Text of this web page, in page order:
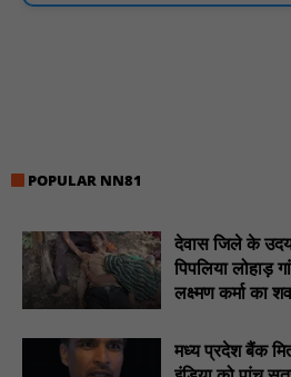
अभियान के बदलावों और तकनीकी प्रबंधन की
NN81
हरिनगर में सीसी इंटरलॉकिंग सड़क निर्माण
किया उद्घाटन : NN81
पिड़ावा में आगामी त्योहारों को लेकर शांति
POPULAR NN81
देवास जिले के
पिपलिया लोहाड़
लक्ष्मण कर्मा का
मध्य प्रदेश बैंक